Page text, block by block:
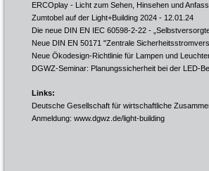
ERCOplay - Licht zum Sehen, Hinsehen und
Zumtobel auf der Light+Building 2024 - 12.01.24
Die neue DIN EN IEC 60598-2-22 -
Neue DIN EN 50171 "Zentrale
Neue Ökodesign-Richtlinie für Lampen und
DGWZ-Seminar: Planungssicherheit bei der LED-
Links:
Deutsche Gesellschaft für wirtschaftliche
Anmeldung: www.dgwz.de/light-building